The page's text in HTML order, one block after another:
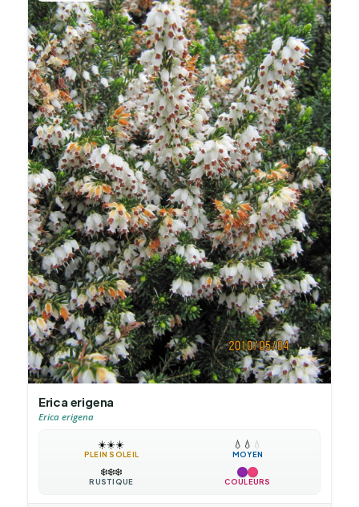
Erica erigena
Erica erigena
☀️☀️☀️
PLEIN SOLEIL
💧 💧 💧
MOYEN
❄️❄️❄️
RUSTIQUE COULEURS